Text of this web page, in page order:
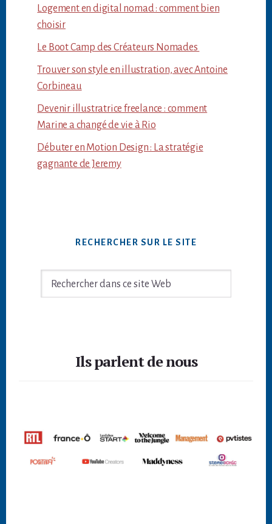
Logement en digital nomad : comment bien
choisir
Le Boot Camp des Créateurs Nomades
Trouver son style en illustration, avec Antoine
Corbineau
Devenir illustratrice freelance : comment
Marine a changé de vie à Rio
Débuter en Motion Design : La stratégie
gagnante de Jeremy
RECHERCHER SUR LE SITE
Rechercher
Ils parlent de nous